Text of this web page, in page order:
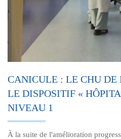
CANICULE : LE CHU DE
LE DISPOSITIF «
NIVEAU 1
À la suite de l'amélioration